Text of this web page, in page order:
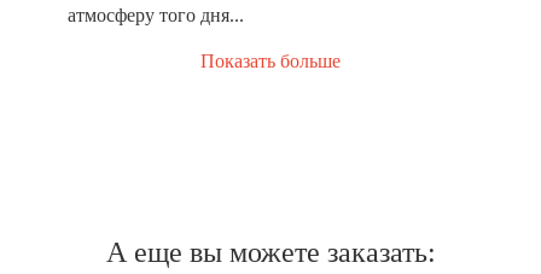
атмосферу того дня...
Показать больше
А еще вы можете заказать: